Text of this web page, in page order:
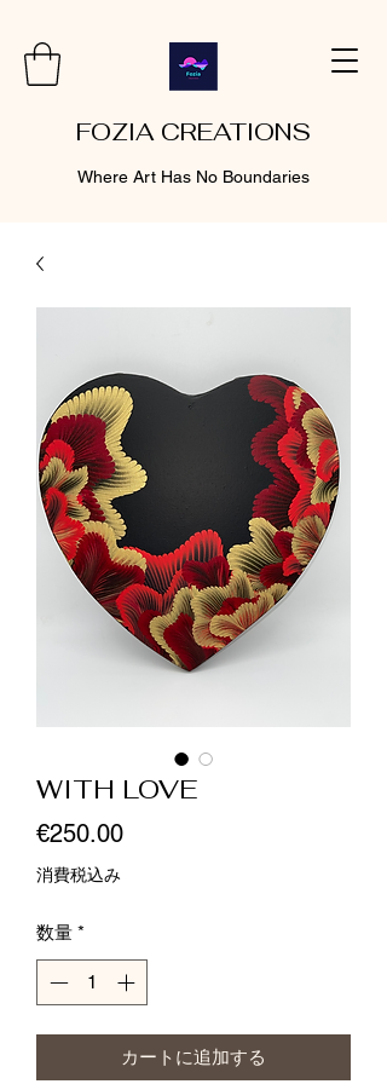
FOZIA CREATIONS
Where Art Has No Boundaries
WITH LOVE
€250.00価
消費税込み
数量 *
カートに追加する